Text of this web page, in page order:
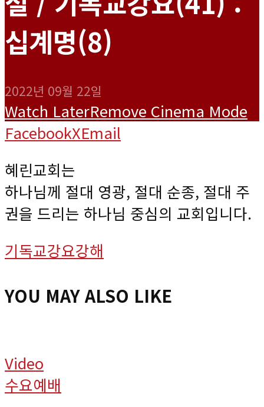
십계명(8)
2022년 09월 22일
Watch LaterRemove Cinema Mode
FacebookXEmail
혜린교회는
하나님께 절대 영광, 절대 순종, 절대 주
권을 드리는 하나님 중심의 교회입니다.
기독교강요강해
YOU MAY ALSO LIKE
Video
수요예배